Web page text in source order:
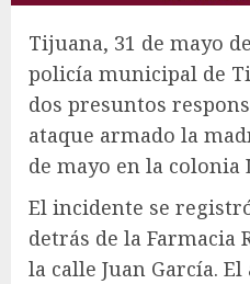
Tijuana, 31 de mayo
policía municipal de
dos presuntos
ataque armado la
de mayo en la colonia
El incidente se
detrás de la Farmacia
la calle Juan García.